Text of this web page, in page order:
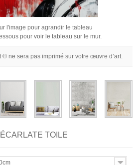
l'image pour agrandir le tableau
pour voir le tableau sur le mur.
© ne sera pas imprimé sur votre œuvre d’art.
TOILE